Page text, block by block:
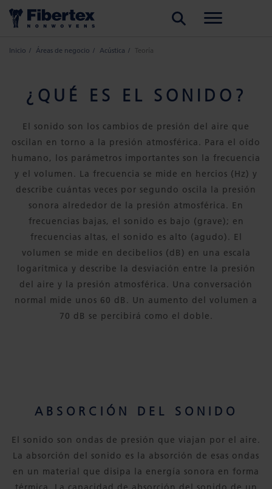
Inicio Áreas de negocio Acústica Teoría
¿QUÉ ES EL SONIDO?
El sonido son los cambios de presión del aire que
oscilan en torno a la presión atmosférica. Para el oído
humano, los parámetros importantes son la frecuencia
y el volumen. La frecuencia se mide en hercios (Hz) y
describe cuántas veces por segundo oscila la presión
sonora alrededor de la presión atmosférica. En
frecuencias bajas, el sonido es bajo (grave); en
frecuencias altas, el sonido es alto (agudo). El
volumen se mide en decibelios (dB) en una escala
logarítmica y describe la desviación entre la presión
del aire y la presión atmosférica. Una conversación
normal mide unos 60 dB. Un aumento del volumen a
70 dB se percibirá como el doble.
ABSORCIÓN DEL SONIDO
El sonido son ondas de presión que viajan por el aire.
La absorción del sonido es la absorción de esas ondas
en un material que disipa la energía sonora en forma